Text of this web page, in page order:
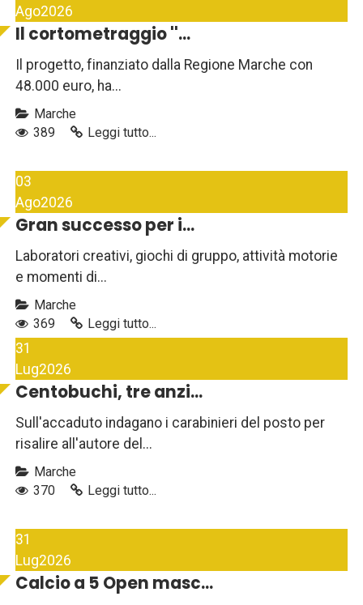
Ago2026
Il cortometraggio ''...
Il progetto, finanziato dalla Regione Marche con
48.000 euro, ha...
Marche
389
Leggi tutto...
03
Ago2026
Gran successo per i...
Laboratori creativi, giochi di gruppo, attività motorie
e momenti di...
Marche
369
Leggi tutto...
31
Lug2026
Centobuchi, tre anzi...
Sull'accaduto indagano i carabinieri del posto per
risalire all'autore del...
Marche
370
Leggi tutto...
31
Lug2026
Calcio a 5 Open masc...